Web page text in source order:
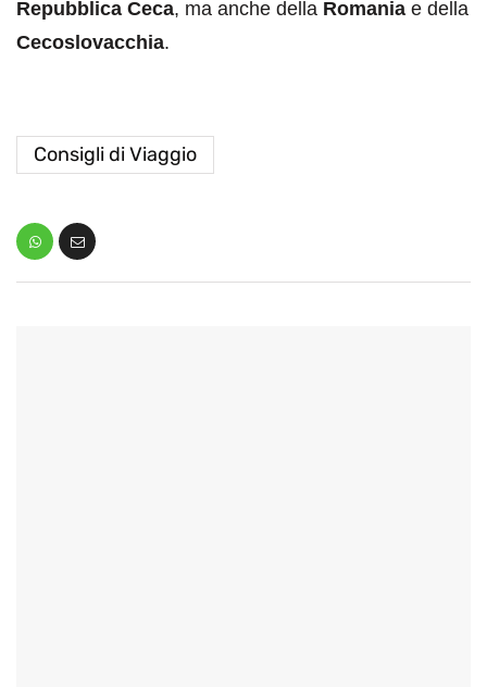
Repubblica Ceca, ma anche della Romania e della
Cecoslovacchia.
Consigli di Viaggio